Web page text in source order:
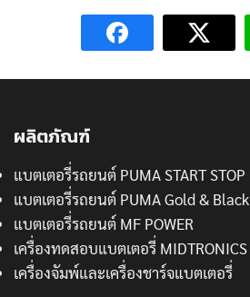
ผลิตภัณฑ์
แบตเตอรี่รถยนต์ PUMA START STOP
แบตเตอรี่รถยนต์ PUMA Gold & Black
แบตเตอรี่รถยนต์ MF POWER
เครื่องทดสอบแบตเตอรี่ MIDTRONICS
เครื่องจัมพ์และเครื่องชาร์จแบตเตอรี่